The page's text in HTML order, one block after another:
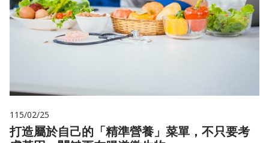
115/02/25
打造屬於自己的「精準營養」菜單，不只要考